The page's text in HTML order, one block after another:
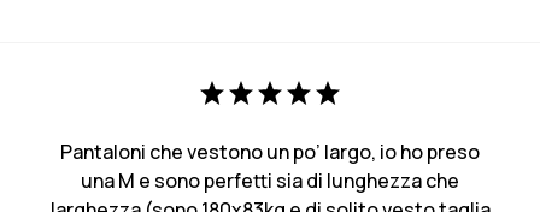
Pantaloni che vestono un po’ largo, io ho preso
una M e sono perfetti sia di lunghezza che